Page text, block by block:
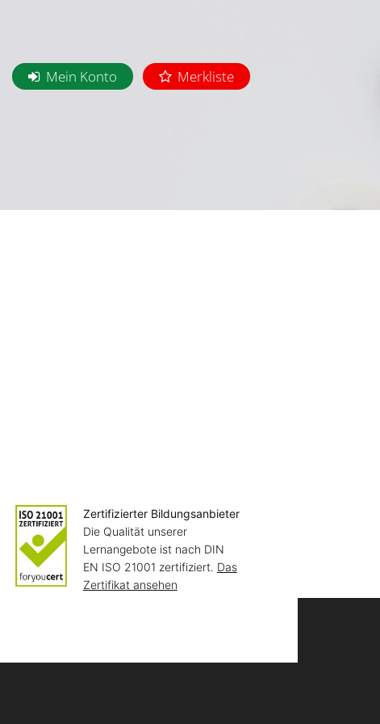
Mein Konto Merkliste
Zertifizierter Bildungsanbieter
Die Qualität unserer
Lernangebote ist nach DIN
EN ISO 21001 zertifiziert. Das
Zertifikat ansehen